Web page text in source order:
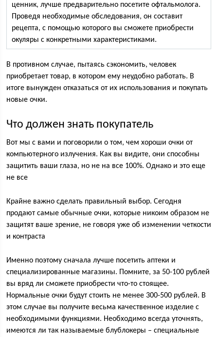
ценник, лучше предварительно посетите офтальмолога.
Проведя необходимые обследования, он составит
рецепта, с помощью которого вы сможете приобрести
окуляры с конкретными характеристиками.
В противном случае, пытаясь сэкономить, человек
приобретает товар, в котором ему неудобно работать. В
итоге вынужден отказаться от их использования и покупать
новые очки.
Что должен знать покупатель
Вот мы с вами и поговорили о том, чем хороши очки от
компьютерного излучения. Как вы видите, они способны
защитить ваши глаза, но не на все 100%. Однако и это еще
не все
Крайне важно сделать правильный выбор. Сегодня
продают самые обычные очки, которые никоим образом не
защитят ваше зрение, не говоря уже об изменении четкости
и контраста
Именно поэтому сначала лучше посетить аптеки и
специализированные магазины. Помните, за 50-100 рублей
вы вряд ли сможете приобрести что-то стоящее.
Нормальные очки будут стоить не менее 300-500 рублей. В
этом случае вы получите весьма качественное изделие с
необходимыми функциями. Необходимо всегда уточнять,
имеются ли так называемые блублокеры – специальные